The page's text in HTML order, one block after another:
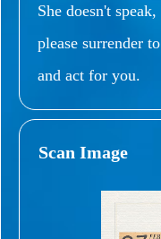
She doesn't
please surrender
and act for you.
Scan Image